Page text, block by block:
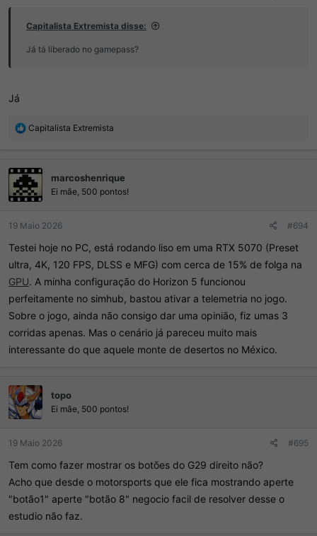
Capitalista Extremista disse:
Já tá liberado no gamepass?
Já
R
ç
õ
e
s
Capitalista Extremista
marcoshenrique
Ei mãe, 500 pontos!
19 Maio 2026 #694
Testei hoje no PC, está rodando liso em uma RTX 5070 (Preset
ultra, 4K, 120 FPS, DLSS e MFG) com cerca de 15% de folga na
GPU. A minha configuração do Horizon 5 funcionou
perfeitamente no simhub, bastou ativar a telemetria no jogo.
Sobre o jogo, ainda não consigo dar uma opinião, fiz umas 3
corridas apenas. Mas o cenário já pareceu muito mais
interessante do que aquele monte de desertos no México.
topo
Ei mãe, 500 pontos!
19 Maio 2026 #695
Tem como fazer mostrar os botões do G29 direito não?
Acho que desde o motorsports que ele fica mostrando aperte
"botão1" aperte "botão 8" negocio facil de resolver desse o
estudio não faz.